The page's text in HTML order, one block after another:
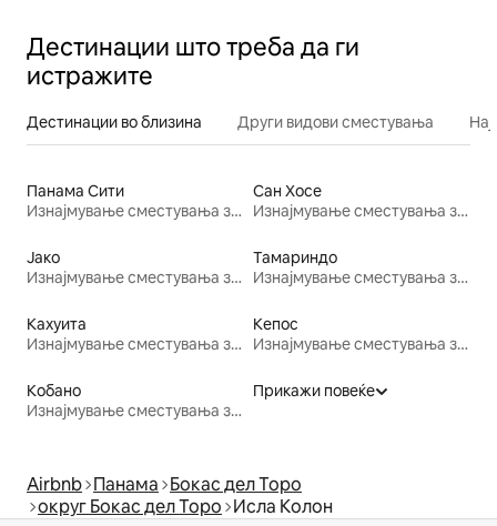
Дестинации што треба да ги
истражите
Дестинации во близина Други видови сместувања
Панама Сити
Изнајмување сместувања за одмор
Сан Хосе
Изнајмување сместувања за одмор
Јако
Изнајмување сместувања за одмор
Тамариндо
Изнајмување сместувања за одмор
Кахуита
Изнајмување сместувања за одмор
Кепос
Изнајмување сместувања за одмор
Кобано
Изнајмување сместувања за одмор
Прикажи повеќе
Airbnb Панама Бокас дел Торо
округ Бокас дел Торо Исла Колон